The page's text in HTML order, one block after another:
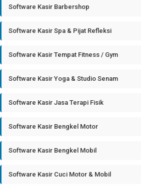
Software Kasir Barbershop
Software Kasir Spa & Pijat Refleksi
Software Kasir Tempat Fitness / Gym
Software Kasir Yoga & Studio Senam
Software Kasir Jasa Terapi Fisik
Software Kasir Bengkel Motor
Software Kasir Bengkel Mobil
Software Kasir Cuci Motor & Mobil